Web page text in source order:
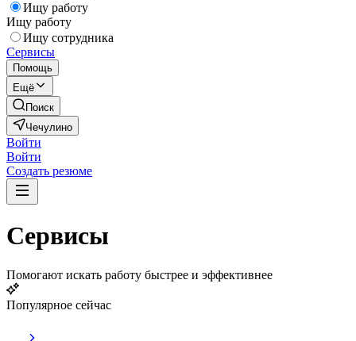
Ищу работу
Ищу работу
Ищу сотрудника
Сервисы
Помощь
Ещё
Поиск
Чечулино
Войти
Войти
Создать резюме
Сервисы
Помогают искать работу быстрее и эффективнее
Популярное сейчас